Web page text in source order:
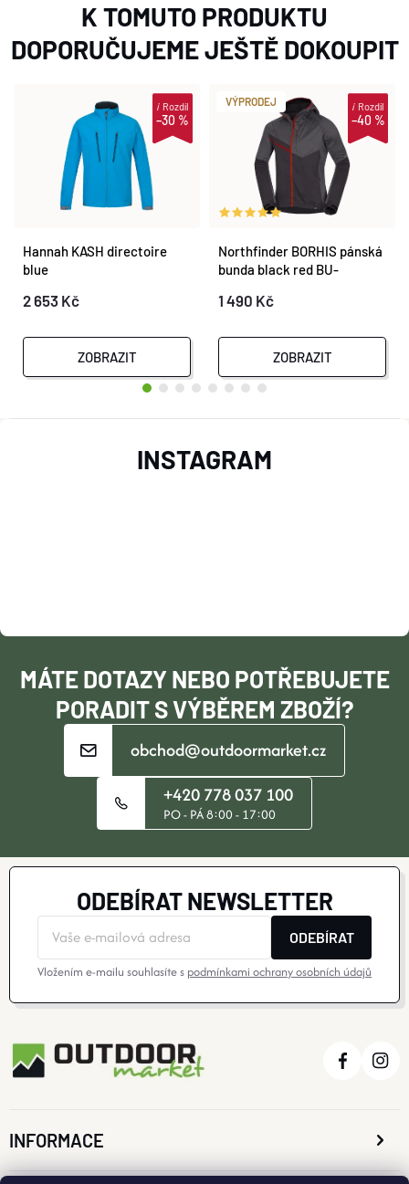
K TOMUTO PRODUKTU
DOPORUČUJEME JEŠTĚ DOKOUPIT
–30 %
iRozdíl
Hannah KASH directoire
blue
2 653 Kč
ZOBRAZIT
VÝPRODEJ
–40 %
iRozdíl
Northfinder BORHIS pánská
bunda black red BU-
1 490 Kč
ZOBRAZIT
T
MÁTE DOTAZY NEBO POTŘEBUJETE
PORADIT S VÝBĚREM ZBOŽÍ?
obchod@outdoormarket.cz
+420 778 037 100
PO - PÁ 8:00 - 17:00
INSTAGRAM
ODEBÍRAT NEWSLETTER
ODEBÍRAT
Vložením e-mailu souhlasíte s podmínkami ochrany osobních údajů
INFORMACE